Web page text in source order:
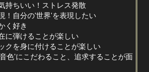
持ちいい！ストレス発散
！自分の'世界'を表現したい
く好き
に弾けることが楽しい
クを身に付けることが楽しい
色'にこだわること、追求することが面